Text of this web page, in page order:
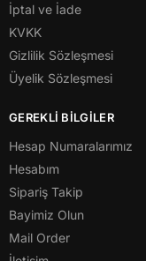
İptal ve İade
KVKK
Gizlilik Sözleşmesi
Üyelik Sözleşmesi
GEREKLİ BİLGİLER
Hesap Numaralarımız
Hesabım
Sipariş Takip
Bayimiz Olun
Mail Order